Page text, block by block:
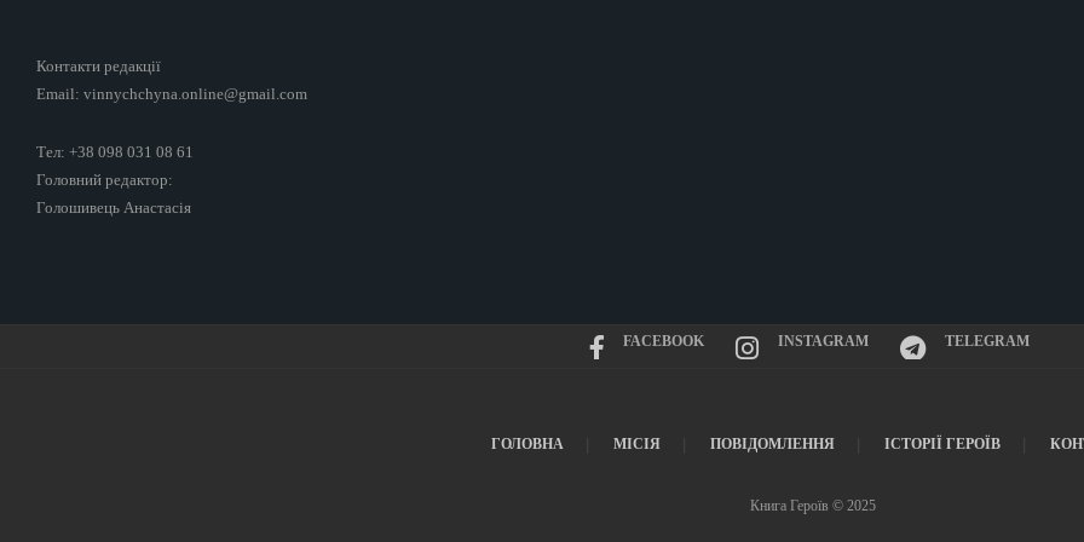
Контакти редакції
Email: vinnychchyna.online@gmail.com
Тел: +38 098 031 08 61
Головний редактор:
Голошивець Анастасія
FACEBOOK INSTAGRAM TELEGRAM
ГОЛОВНА МІСІЯ ПОВІДОМЛЕННЯ ІСТОРІЇ ГЕРОЇВ
Книга Героїв © 2025